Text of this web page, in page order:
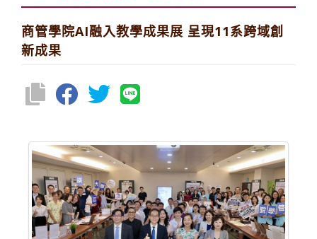
商管學院AI融入教學成果展 呈現11系跨域創
新成果